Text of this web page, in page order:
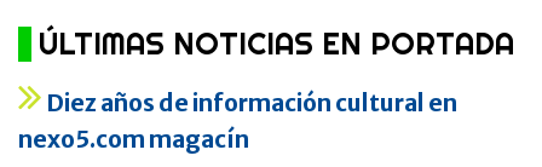
ÚLTIMAS NOTICIAS EN PORTADA
Diez años de información cultural en
nexo5.com magacín